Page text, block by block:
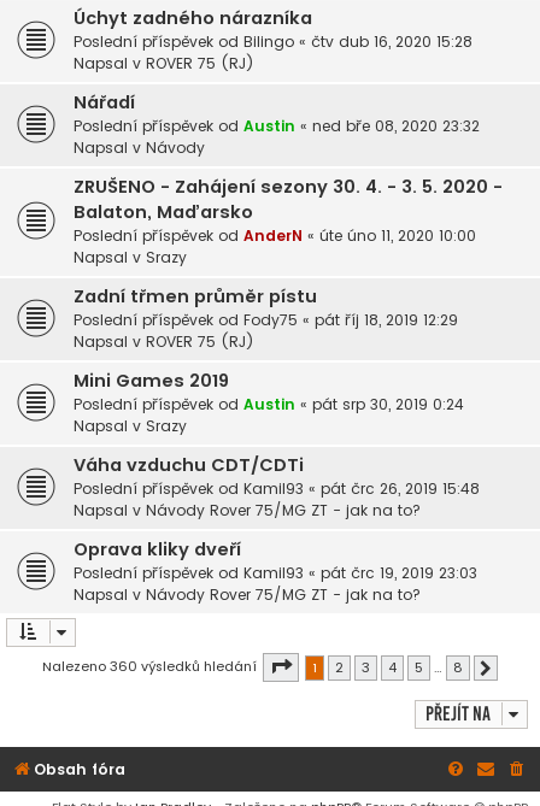
Úchyt zadného nárazníka
Poslední příspěvek od Bilingo « čtv dub 16, 2020 15:28
Napsal v ROVER 75 (RJ)
Nářadí
Poslední příspěvek od Austin « ned bře 08, 2020 23:32
Napsal v Návody
ZRUŠENO - Zahájení sezony 30. 4. - 3. 5. 2020 -
Balaton, Maďarsko
Poslední příspěvek od AnderN « úte úno 11, 2020 10:00
Napsal v Srazy
Zadní třmen průměr pístu
Poslední příspěvek od Fody75 « pát říj 18, 2019 12:29
Napsal v ROVER 75 (RJ)
Mini Games 2019
Poslední příspěvek od Austin « pát srp 30, 2019 0:24
Napsal v Srazy
Váha vzduchu CDT/CDTi
Poslední příspěvek od Kamil93 « pát črc 26, 2019 15:48
Napsal v Návody Rover 75/MG ZT - jak na to?
Oprava kliky dveří
Poslední příspěvek od Kamil93 « pát črc 19, 2019 23:03
Napsal v Návody Rover 75/MG ZT - jak na to?
Nalezeno 360 výsledků hledání Stránka z
1 2 3 4 5 … 8
Přejít na
Obsah fóra